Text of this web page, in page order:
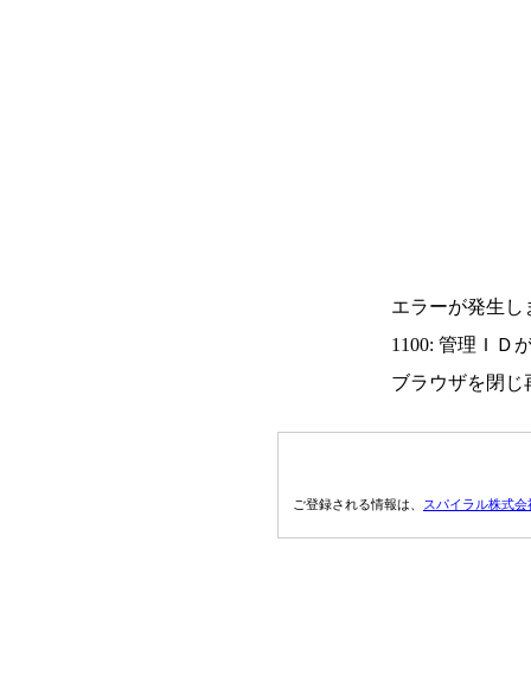
エラーが発生し
1100: 管理ＩＤ
ブラウザを閉じ
ご登録される情報は、 スパイラル株式会